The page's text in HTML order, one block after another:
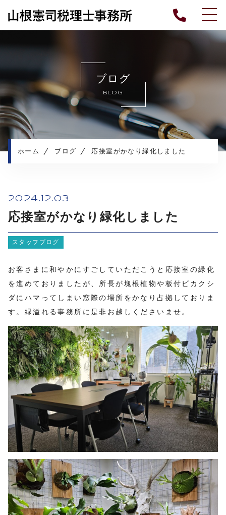
ごあいさつ
業務内容
各種情報
報酬料金
よくある質問
ブログ
BLOG
ホーム ブログ 応接室がかなり緑化しました
2024.12.03
応接室がかなり緑化しました
スタッフブログ
お客さまに和やかにすごしていただこうと応接室の緑化
を進めておりましたが、所長が塊根植物や板付ビカクシ
ダにハマってしまい窓際の場所をかなり占拠しておりま
す。緑溢れる事務所に是非お越しくださいませ。